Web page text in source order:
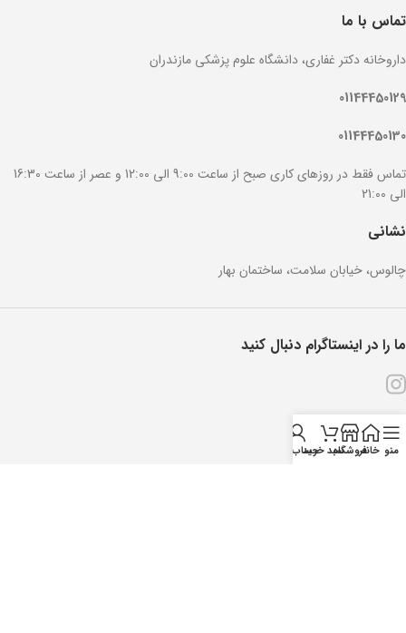
تماس با ما
داروخانه دکتر غفاری، دانشگاه علوم پزشکی مازندران
01144450129
01144450130
تماس فقط در روزهای کاری صبح از ساعت 9:00 الی 12:00 و عصر از ساعت 16:30
الی 21:00
نشانی
چالوس، خیابان سلامت، ساختمان بهار
ما را در اینستاگرام دنبال کنید
منو خانهفروشگاهسبد خریدحساب من